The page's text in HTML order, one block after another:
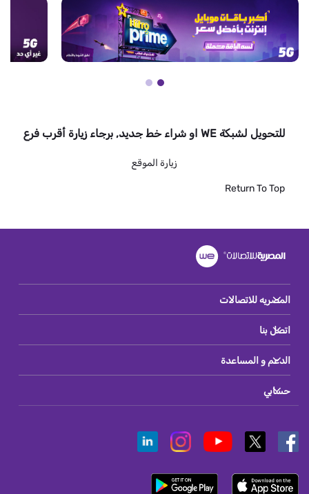
للتحويل لشبكة WE او شراء خط جديد, برجاء زيارة أقرب فرع
زيارة الموقع
Return To Top
المصريه للاتصالات
اتصل بنا
الدعم و المساعدة
حسابي